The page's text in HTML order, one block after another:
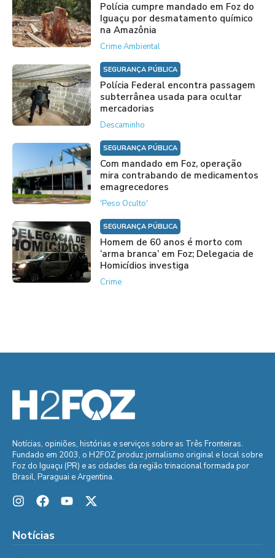
Polícia cumpre mandado em Foz do
Iguaçu por desmatamento químico
na Amazônia
Crime Ambiental
SEGURANÇA PÚBLICA
Polícia Federal encontra passagem
subterrânea usada para ocultar
mercadorias
Descaminho
SEGURANÇA PÚBLICA
Com mandado em Foz, operação
mira contrabando de medicamentos
emagrecedores
'Peso Oculto'
SEGURANÇA PÚBLICA
Homem de 60 anos é morto com
‘arma branca’ em Foz; Delegacia de
Homicídios investiga
Crime
Notícias, opiniões, histórias e serviços sobre as Três Fronteiras.
Fundado em 2003, o H2FOZ produz jornalismo original e local sobre
Foz do Iguaçu (PR) e as cidades da região trinacional formada por
Brasil, Paraguai e Argentina.
Notícias